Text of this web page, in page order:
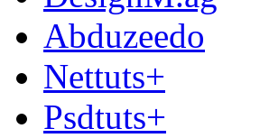
Abduzeedo
Nettuts+
Psdtuts+